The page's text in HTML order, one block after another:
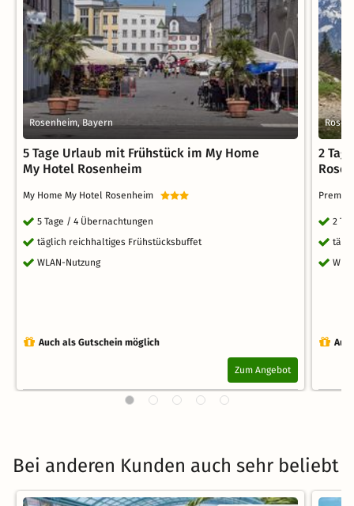
Rosenheim, Bayern
5 Tage Urlaub mit Frühstück im My Home
My Hotel Rosenheim
My Home My Hotel Rosenheim
5 Tage / 4 Übernachtungen
täglich reichhaltiges Frühstücksbuffet
WLAN-Nutzung
Auch als Gutschein möglich
Zum Angebot
2
2
Bei anderen Kunden auch sehr beliebt